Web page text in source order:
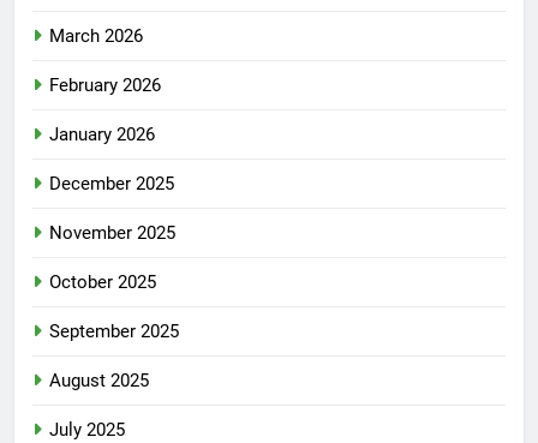
March 2026
February 2026
January 2026
December 2025
November 2025
October 2025
September 2025
August 2025
July 2025